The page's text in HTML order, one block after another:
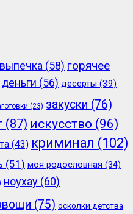
выпечка (58) горячее
деньги (56) десерты (39)
(23) закуски (76)
(87) искусство (96)
(43) криминал (102)
(51) моя родословная (34)
ноухау (60)
(75) осколки детства